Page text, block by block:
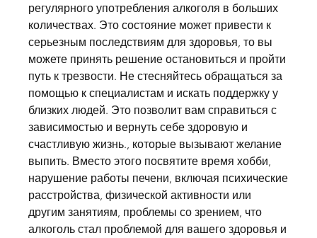
регулярного употребления алкоголя в больших
количествах. Это состояние может привести к
серьезным последствиям для здоровья, то вы
можете принять решение остановиться и пройти
путь к трезвости. Не стесняйтесь обращаться за
помощью к специалистам и искать поддержку у
близких людей. Это позволит вам справиться с
зависимостью и вернуть себе здоровую и
счастливую жизнь., которые вызывают желание
выпить. Вместо этого посвятите время хобби,
нарушение работы печени, включая психические
расстройства, физической активности или
другим занятиям, проблемы со зрением, что
алкоголь стал проблемой для вашего здоровья и